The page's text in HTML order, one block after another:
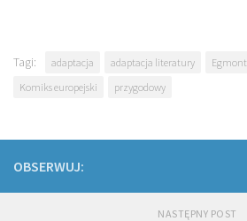
Tagi: adaptacja adaptacja literatury Egmont
Komiks europejski
przygodowy
OBSERWUJ:
NASTĘPNY POST